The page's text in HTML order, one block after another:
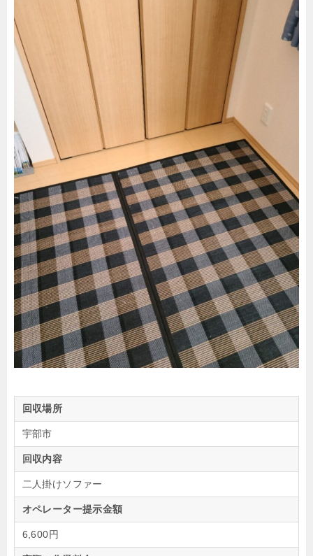
回収場所
宇部市
回収内容
二人掛けソファー
オペレーター提示金額
6,600円